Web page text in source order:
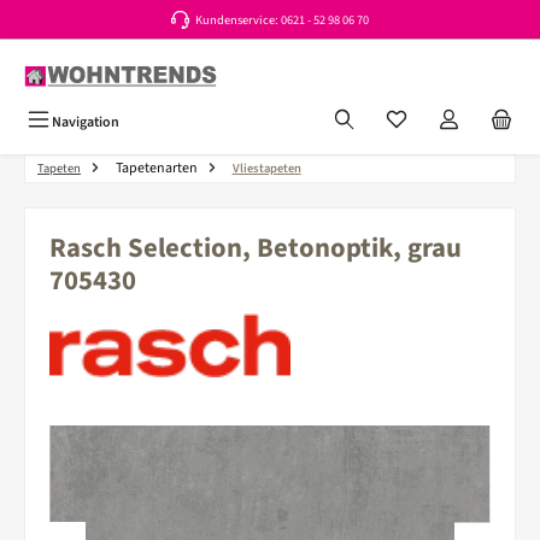
Kundenservice: 0621 - 52 98 06 70
Navigation Du hast 0 Produkte
Tapeten Tapetenarten Vliestapeten
Rasch Selection, Betonoptik, grau
705430